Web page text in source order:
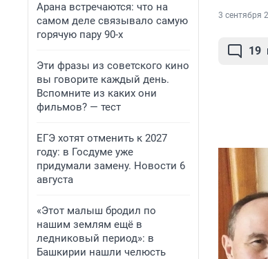
Арана встречаются: что на
самом деле связывало самую
горячую пару 90-х
Эти фразы из советского кино
вы говорите каждый день.
Вспомните из каких они
фильмов? — тест
ЕГЭ хотят отменить к 2027
году: в Госдуме уже
придумали замену. Новости 6
августа
«Этот малыш бродил по
нашим землям ещё в
ледниковый период»: в
Башкирии нашли челюсть
3 сентября
19